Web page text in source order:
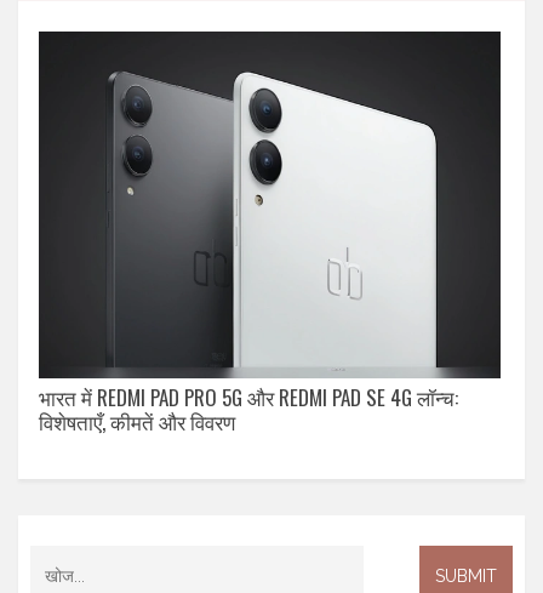
भारत में REDMI PAD PRO 5G और REDMI PAD SE 4G लॉन्च:
विशेषताएँ, कीमतें और विवरण